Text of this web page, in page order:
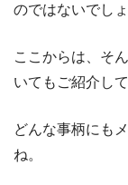
のではないでしょ
ここからは、そ
いてもご紹介し
どんな事柄にも
ね。